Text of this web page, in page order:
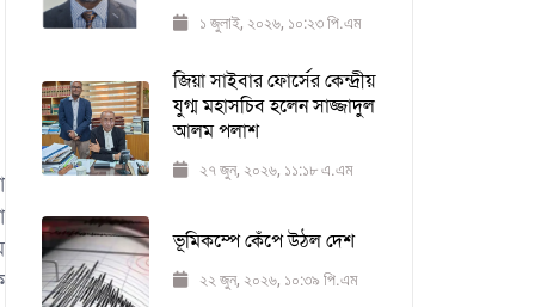
১ জুলাই, ২০২৬, ১০:২৩ পি.এম
জিয়া সাইবার ফোর্সের কেন্দ্রীয়
যুগ্ম মহাসচিব হলেন সাজ্জাদুল
আলম পলাশ
২৭ জুন, ২০২৬, ১১:১৮ এ.এম
ভূমিকম্পে কেঁপে উঠল দেশ
২২ জুন, ২০২৬, ১০:৩৯ পি.এম